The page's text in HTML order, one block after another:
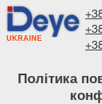
UKRAINE
Політика